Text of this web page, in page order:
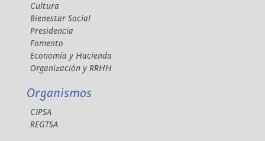
Cultura
Bienestar Social
Presidencia
Fomento
Economía y Hacienda
Organización y RRHH
Organismos
CIPSA
REGTSA